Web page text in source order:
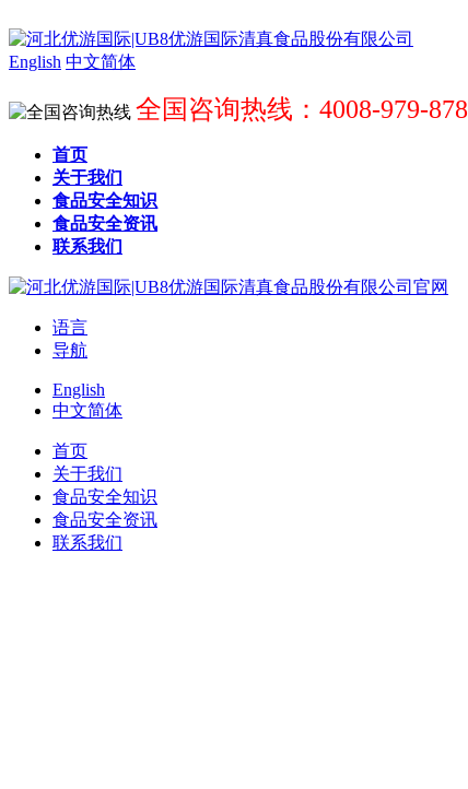
English 中文简体
全国咨询热线：4008-979-878
首页
关于我们
食品安全知识
食品安全资讯
联系我们
语言
导航
English
中文简体
首页
关于我们
食品安全知识
食品安全资讯
联系我们